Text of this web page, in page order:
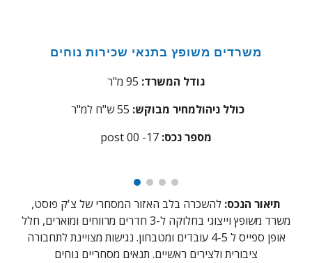
משרדים משופץ בתנאי שכירות נוחים
גודל המשרד: 95 מ"ר
כולל ניהולמחיר מבוקש: 55ש"ח למ"ר
post 00 -17 :מספר נכס
תיאור הנכס: להשכרה בלב האזור המסחרי של צ'ק פוסט,
משרד משופץ וייצוגי בחלוקה ל-3 חדרים מרווחים ומוארים, חלל
אופן ספייס ל 4-5 עובדים ומטבחון. נגישות מצויינת לתחבורה
ציבורית ולצירים ראשיים. תנאים מסחריים נוחים